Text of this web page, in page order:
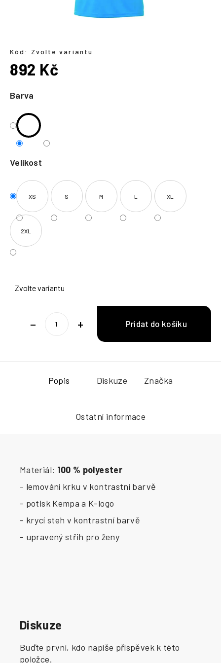
Barva
Velikost
XS S M L XL
2XL
Zvolte variantu
+
−
Kód: Zvolte variantu
892 Kč
cena:
Popis Diskuze Značka
Ostatní informace
Materiál: 100 % polyester
- lemování krku v kontrastní barvě
- potisk Kempa a K-logo
- krycí steh v kontrastní barvě
- upravený střih pro ženy
Diskuze
Buďte první, kdo napíše příspěvek k této
položce.
t
?